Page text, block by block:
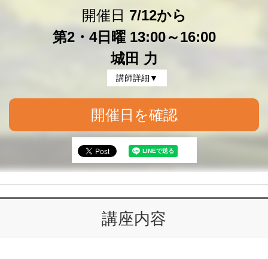
開催日 7/12から
第2・4日曜 13:00～16:00
城田 力
講師詳細▼
開催日を確認
講座内容